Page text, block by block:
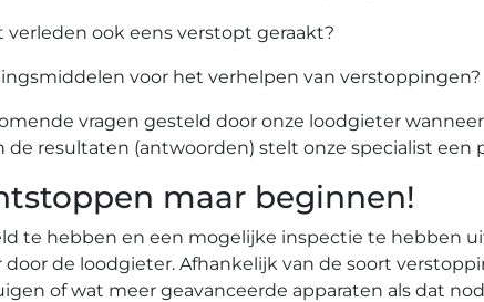
verleden ook eens verstopt geraakt?
voor het verhelpen van verstoppingen?
vragen gesteld door onze loodgieter
de resultaten (antwoorden) stelt onze specialist een
maar beginnen!
te hebben en een mogelijke inspectie te hebben
door de loodgieter. Afhankelijk van de soort
of wat meer geavanceerde apparaten als dat